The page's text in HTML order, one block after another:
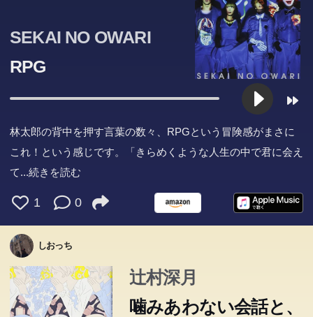
SEKAI NO OWARI
RPG
林太郎の背中を押す言葉の数々、RPGという冒険感がまさに
これ！という感じです。「きらめくような人生の中で君に会え
て...続きを読む
1 0
しおっち
辻村深月
噛みあわない会話と、